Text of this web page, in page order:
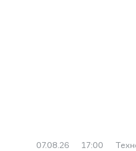
07.08.26 17:00